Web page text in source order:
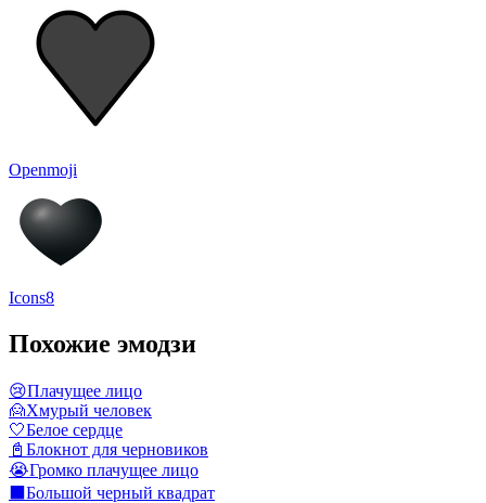
Openmoji
Icons8
Похожие эмодзи
😢Плачущее лицо
🙍Хмурый человек
🤍Белое сердце
📓 Блокнот для черновиков
😭Громко плачущее лицо
Большой черный квадрат